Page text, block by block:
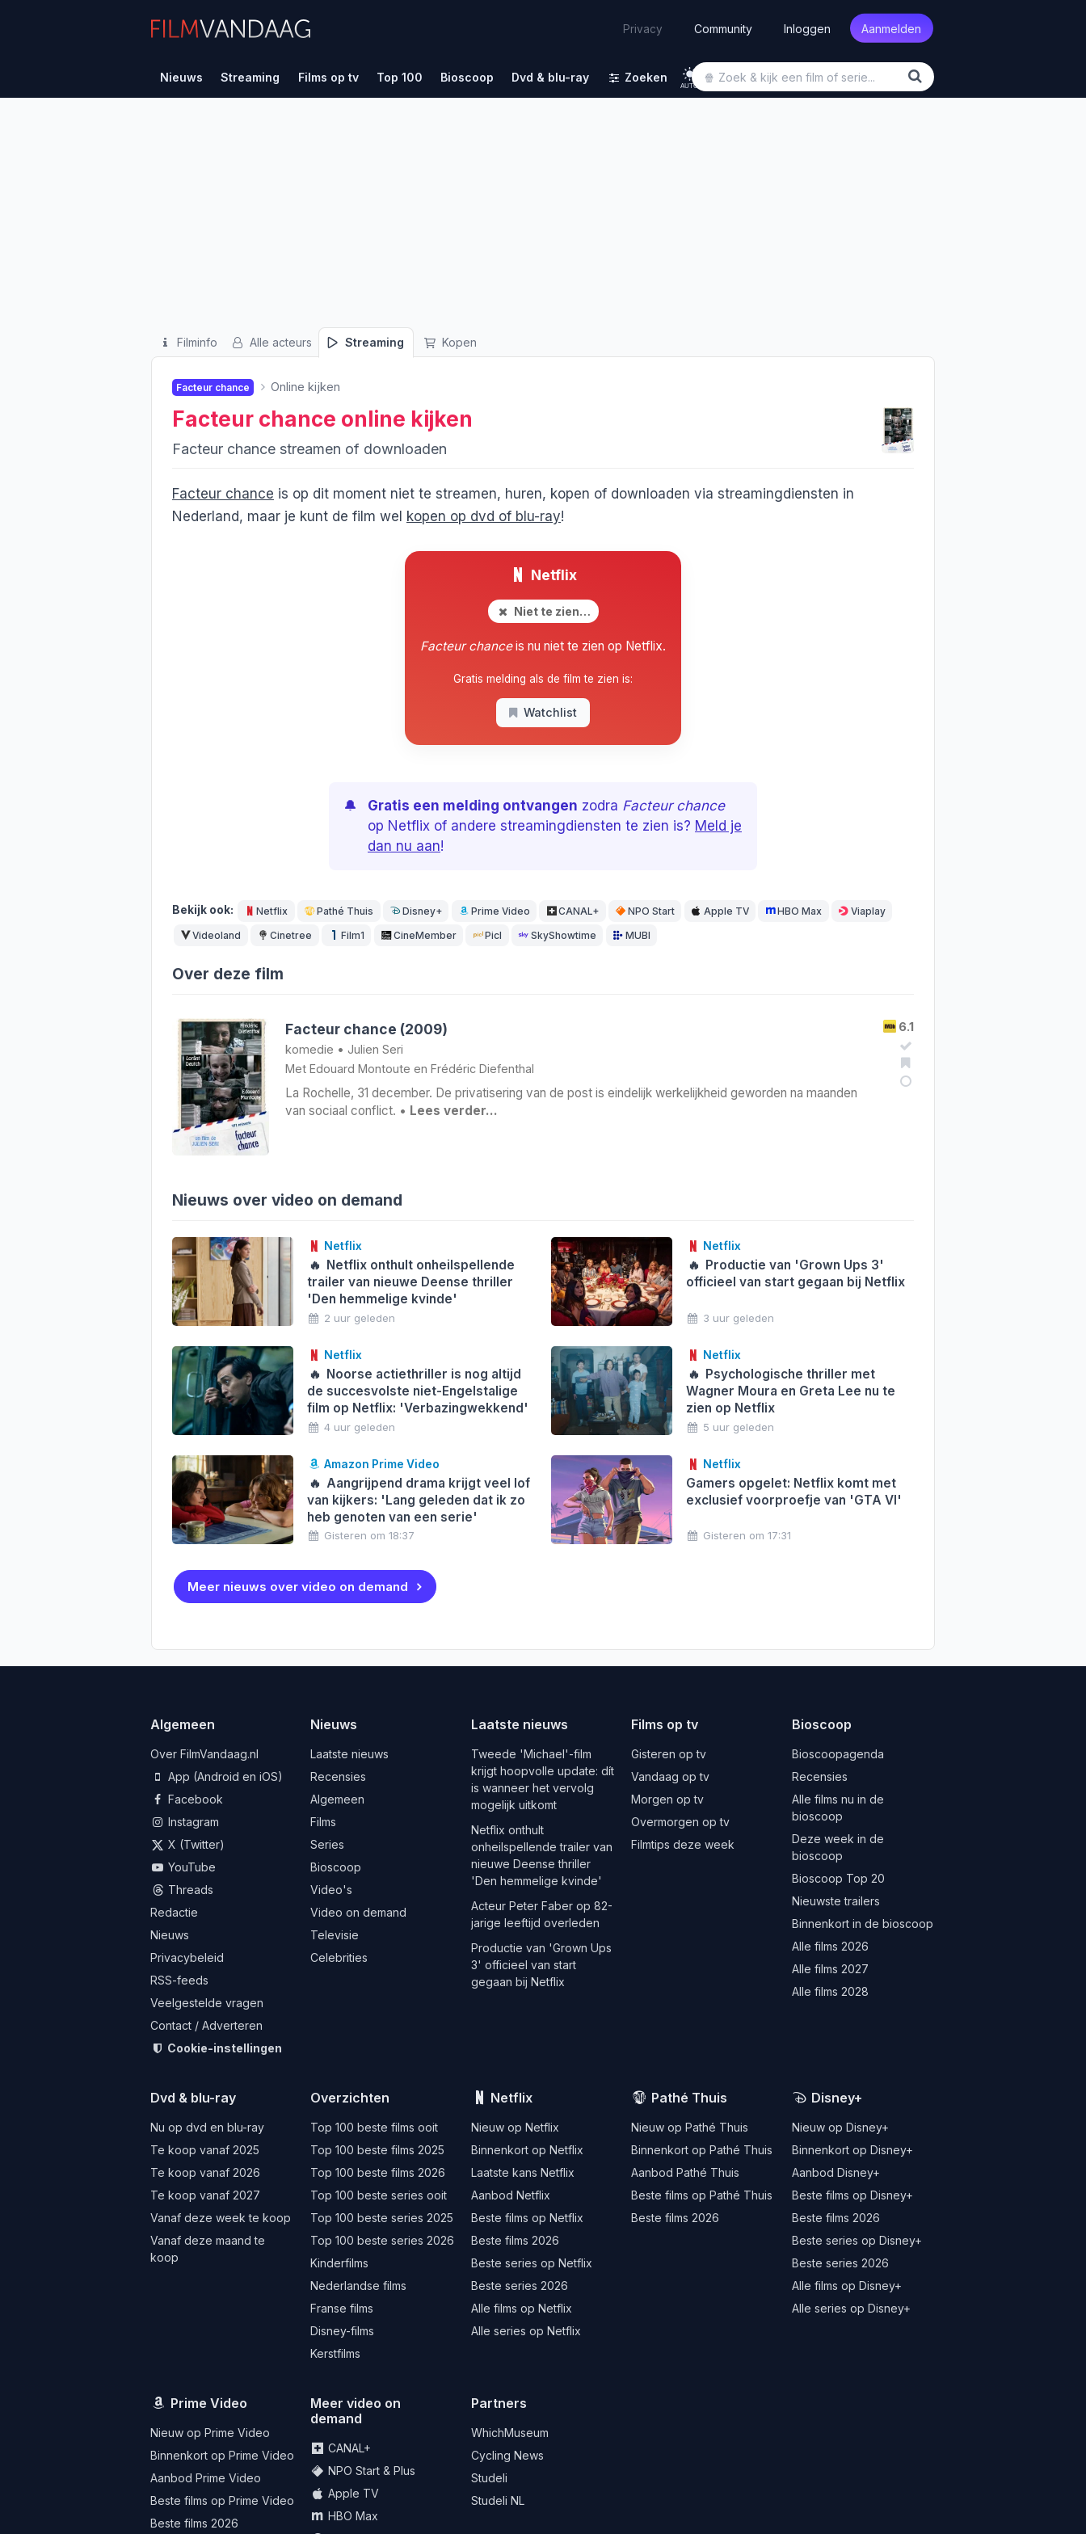
Privacy Community Inloggen Aanmelden
Nieuws Streaming Films op tv Top 100 Bioscoop Dvd & blu-ray Zoeken
AUTO
Filminfo Alle acteurs Streaming Kopen
Facteur chance Online kijken
Facteur chance online kijken
Facteur chance streamen of downloaden
Facteur chance is op dit moment niet te streamen, huren, kopen of downloaden via streamingdiensten in
Nederland, maar je kunt de film wel kopen op dvd of blu-ray!
Netflix
Niet te zien…
Facteur chanceis nu niet te zien op Netflix.
Gratis melding als de film te zien is:
Watchlist
🔔 Gratis een melding ontvangen zodra Facteur chance
op Netflix of andere streamingdiensten te zien is? Meld je
dan nu aan!
Bekijk ook: Netflix Pathé Thuis Disney+ Prime Video CANAL+ NPO Start Apple TV HBO Max Viaplay
Videoland Cinetree Film1 CineMember Picl SkyShowtime MUBI
Over deze film
6.1
Facteur chance (2009)
komedie • Julien Seri
Met Edouard Montoute en Frédéric Diefenthal
La Rochelle, 31 december. De privatisering van de post is eindelijk werkelijkheid geworden na maanden
van sociaal conflict. • Lees verder…
Nieuws over video on demand
Netflix
🔥
Netflix onthult onheilspellende
trailer van nieuwe Deense thriller
'Den hemmelige kvinde'
2 uur geleden
Netflix
🔥
Productie van 'Grown Ups 3'
officieel van start gegaan bij Netflix
3 uur geleden
Netflix
🔥 Noorse actiethriller is nog altijd
de succesvolste niet-Engelstalige
film op Netflix: 'Verbazingwekkend'
4 uur geleden
Netflix
🔥 Psychologische thriller met
Wagner Moura en Greta Lee nu te
zien op Netflix
5 uur geleden
Amazon Prime Video
🔥 Aangrijpend drama krijgt veel lof
van kijkers: 'Lang geleden dat ik zo
heb genoten van een serie'
Gisteren om 18:37
Netflix
Gamers opgelet: Netflix komt met
exclusief voorproefje van 'GTA VI'
Gisteren om 17:31
Meer nieuws over video on demand
Algemeen
Over FilmVandaag.nl
App (Android en iOS)
Facebook
Instagram
X (Twitter)
YouTube
Threads
Redactie
Nieuws
Privacybeleid
RSS-feeds
Veelgestelde vragen
Contact / Adverteren
Cookie-instellingen
Nieuws
Laatste nieuws
Recensies
Algemeen
Films
Series
Bioscoop
Video's
Video on demand
Televisie
Celebrities
Laatste nieuws
Tweede 'Michael'-film
krijgt hoopvolle update: dít
is wanneer het vervolg
mogelijk uitkomt
Netflix onthult
onheilspellende trailer van
nieuwe Deense thriller
'Den hemmelige kvinde'
Acteur Peter Faber op 82-
jarige leeftijd overleden
Productie van 'Grown Ups
3' officieel van start
gegaan bij Netflix
Films op tv
Gisteren op tv
Vandaag op tv
Morgen op tv
Overmorgen op tv
Filmtips deze week
Bioscoop
Bioscoopagenda
Recensies
Alle films nu in de
bioscoop
Deze week in de
bioscoop
Bioscoop Top 20
Nieuwste trailers
Binnenkort in de bioscoop
Alle films 2026
Alle films 2027
Alle films 2028
Dvd & blu-ray
Nu op dvd en blu-ray
Te koop vanaf 2025
Te koop vanaf 2026
Te koop vanaf 2027
Vanaf deze week te koop
Vanaf deze maand te
koop
Overzichten
Top 100 beste films ooit
Top 100 beste films 2025
Top 100 beste films 2026
Top 100 beste series ooit
Top 100 beste series 2025
Top 100 beste series 2026
Kinderfilms
Nederlandse films
Franse films
Disney-films
Kerstfilms
Netflix
Nieuw op Netflix
Binnenkort op Netflix
Laatste kans Netflix
Aanbod Netflix
Beste films op Netflix
Beste films 2026
Beste series op Netflix
Beste series 2026
Alle films op Netflix
Alle series op Netflix
Pathé Thuis
Nieuw op Pathé Thuis
Binnenkort op Pathé Thuis
Aanbod Pathé Thuis
Beste films op Pathé Thuis
Beste films 2026
Disney+
Nieuw op Disney+
Binnenkort op Disney+
Aanbod Disney+
Beste films op Disney+
Beste films 2026
Beste series op Disney+
Beste series 2026
Alle films op Disney+
Alle series op Disney+
Prime Video
Nieuw op Prime Video
Binnenkort op Prime Video
Aanbod Prime Video
Beste films op Prime Video
Beste films 2026
Meer video on
demand
CANAL+
NPO Start & Plus
Apple TV
HBO Max
Partners
WhichMuseum
Cycling News
Studeli
Studeli NL